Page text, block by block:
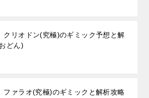
クリオドン(究極)のギミック予想と解
どん)
ファラオ(究極)のギミックと解析攻略